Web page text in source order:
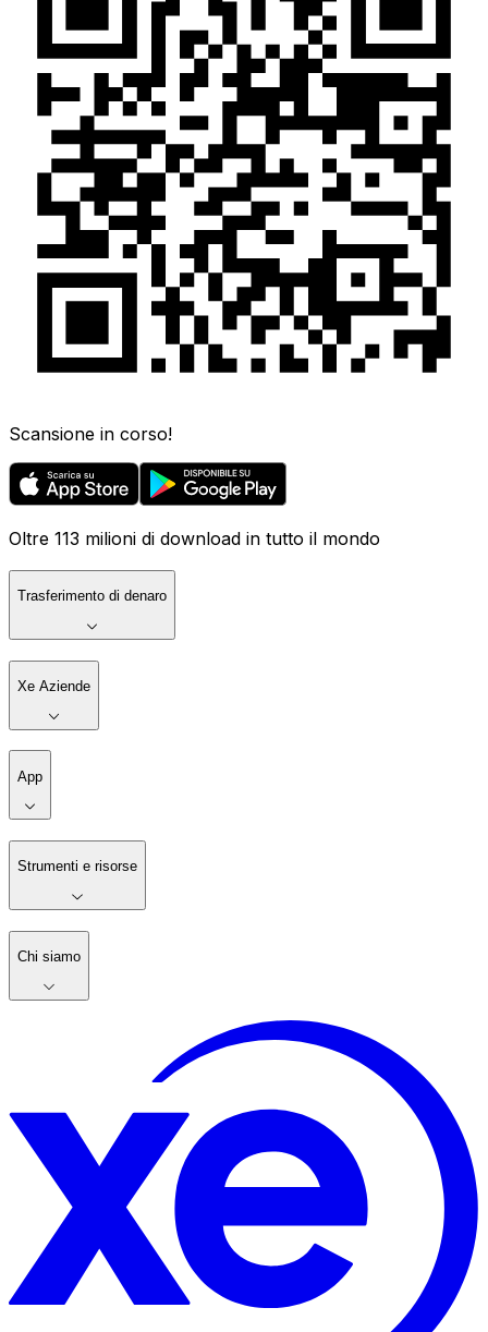
Scansione in corso!
Oltre 113 milioni di download in tutto il mondo
Trasferimento di denaro
Xe Aziende
App
Strumenti e risorse
Chi siamo